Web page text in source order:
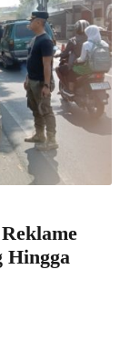
Hingga